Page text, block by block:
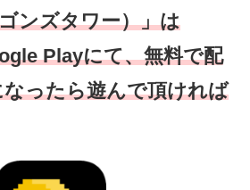
ンズタワー）」は
Playにて、無料で配
ったら遊んで頂ければ